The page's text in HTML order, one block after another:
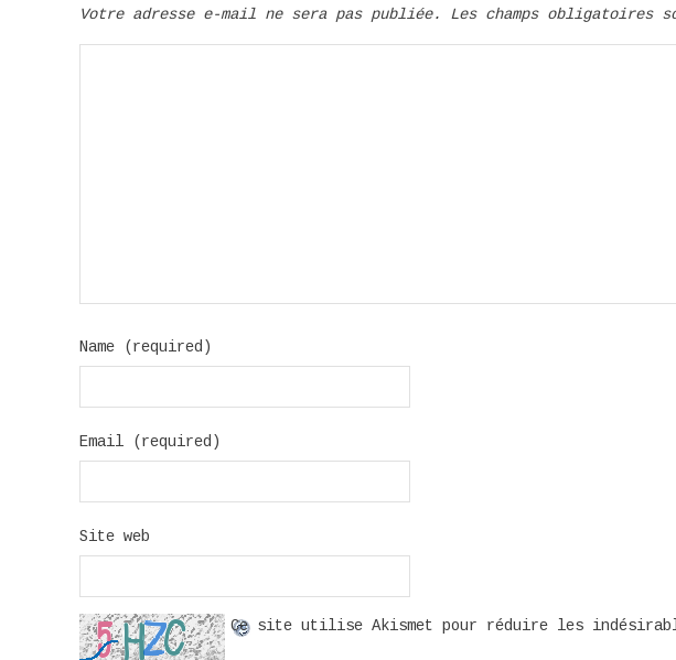
Votre adresse e-mail ne sera pas publiée. Les champs obligatoires
Name (required)
Email (required)
Site web
Ce site utilise Akismet pour réduire les